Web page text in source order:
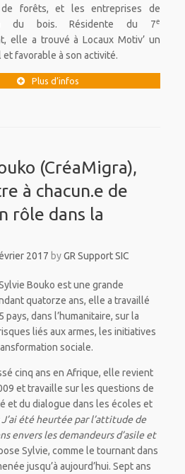
de forêts, et les entreprises de
du bois. Résidente du 7e
elle a trouvé à Locaux Motiv’ un
et favorable à son activité.
Plus d’infos
(CréaMigra),
à chacun.e de
rôle dans la
2017 byGR Support SIC
Bouko est une grande
quatorze ans, elle a travaillé
pays, dans l’humanitaire, sur la
liés aux armes, les initiatives
sociale.
cinq ans en Afrique, elle revient
et travaille sur les questions de
et du dialogue dans les écoles et
J’ai été heurtée par l’attitude de
envers les demandeurs d’asile et
Sylvie, comme le tournant dans
jusqu’à aujourd’hui. Sept ans